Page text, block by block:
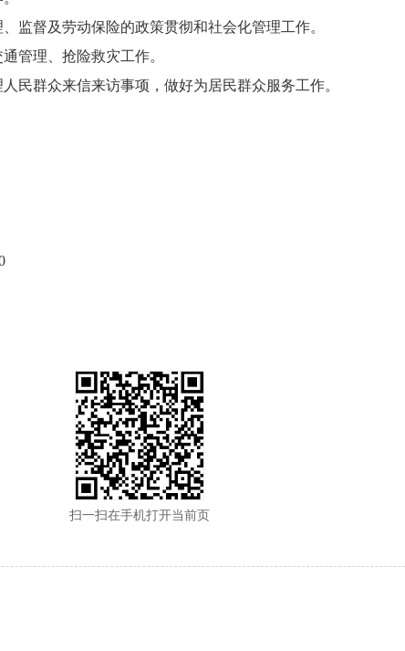
监督及劳动保险的政策贯彻和社会化管理工作。
管理、抢险救灾工作。
民群众来信来访事项，做好为居民群众服务工作。
扫一扫在手机打开当前页